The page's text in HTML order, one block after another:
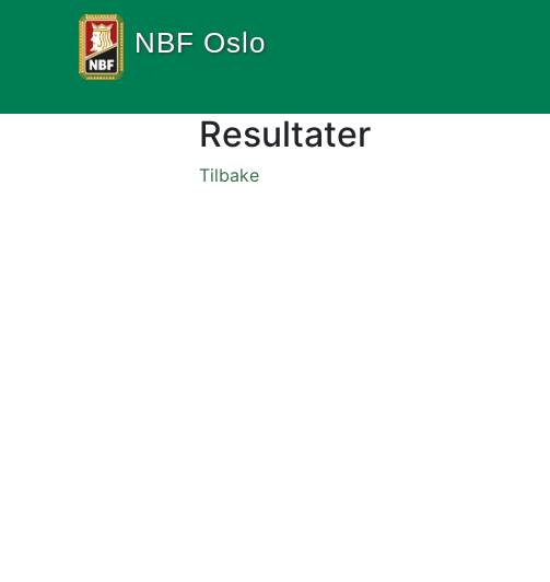
NBF Oslo
Resultater
Tilbake